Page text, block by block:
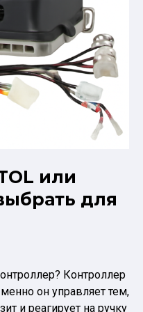
или
для
Контроллер
он управляет тем,
и реагирует на ручку